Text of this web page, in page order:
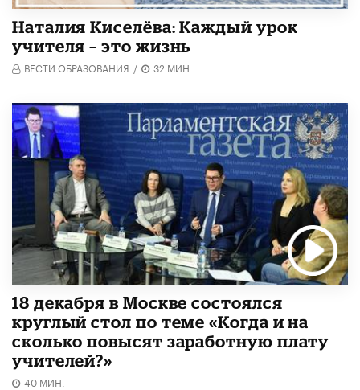
Наталия Киселёва: Каждый урок
учителя – это жизнь
ВЕСТИ ОБРАЗОВАНИЯ / 32 МИН.
18 декабря в Москве состоялся
круглый стол по теме «Когда и на
сколько повысят заработную плату
учителей?»
40 МИН.